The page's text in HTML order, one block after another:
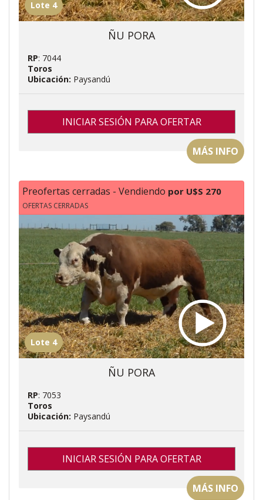
Lote 4
ÑU PORA
RP: 7044
Toros
Ubicación: Paysandú
INICIAR SESIÓN PARA OFERTAR
MÁS INFO
Preofertas cerradas - Vendiendo por U$S 270
OFERTAS CERRADAS
Lote 4
ÑU PORA
RP: 7053
Toros
Ubicación: Paysandú
INICIAR SESIÓN PARA OFERTAR
MÁS INFO